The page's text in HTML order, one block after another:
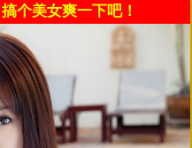
个美女爽一下吧！